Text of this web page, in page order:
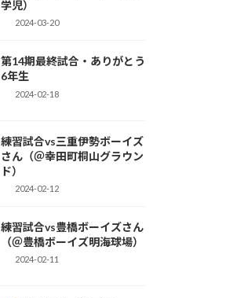
学児）
2024-03-20
第14期最終試合・ありがとう
6年生
2024-02-18
練習試合vs三重伊勢ボーイズ
さん（＠幸田町桐山グラウン
ド）
2024-02-12
練習試合vs豊橋ボーイズさん
（＠豊橋ボーイズ明海球場）
2024-02-11